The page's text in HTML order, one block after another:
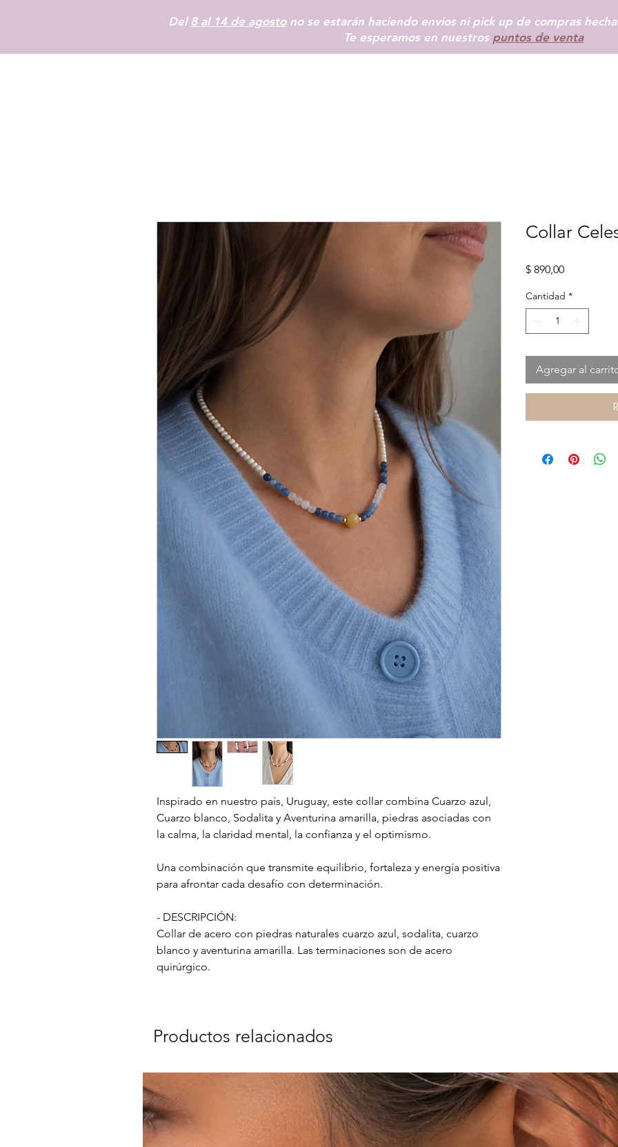
Del 8 al 14 de agostono se estarán haciendo envios ni pick up de compras
Te esperamos en nuestros puntos de venta
Inspirado en nuestro país, Uruguay, este collar combina Cuarzo azul,
Cuarzo blanco, Sodalita y Aventurina amarilla, piedras asociadas con
la calma, la claridad mental, la confianza y el optimismo.
Una combinación que transmite equilibrio, fortaleza y energía positiva
para afrontar cada desafío con determinación.
- DESCRIPCIÓN:
Collar de acero con piedras naturales cuarzo azul, sodalita, cuarzo
blanco y aventurina amarilla. Las terminaciones son de acero
quirúrgico.
Collar
$ 890,00Precio
Cantidad *
Agregar al
Productos relacionados